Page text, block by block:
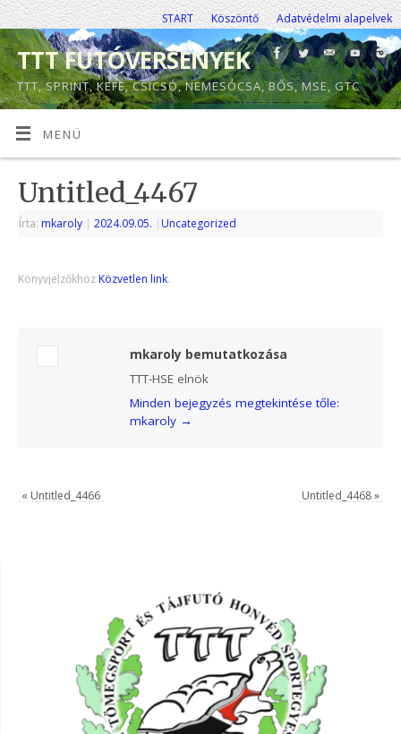
START Köszöntő Adatvédelmi alapelvek
TTT FUTÓVERSENYEK
TTT, SPRINT, KEFE, CSICSÓ, NEMESÓCSA, BŐS, MSE, GTC
MENÜ
Untitled_4467
Írta: mkaroly | 2024.09.05. | Uncategorized
Könyvjelzőkhöz Közvetlen link.
mkaroly bemutatkozása
TTT-HSE elnök
Minden bejegyzés megtekintése tőle:
mkaroly →
« Untitled_4466 Untitled_4468»